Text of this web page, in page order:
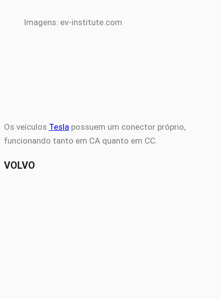
Imagens: ev-institute.com
Os veículos Tesla possuem um conector próprio,
funcionando tanto em CA quanto em CC.
VOLVO